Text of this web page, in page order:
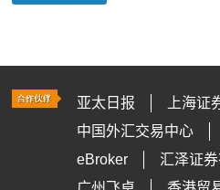
亚太日报
上海证
中国外汇交易中心
eBroker
汇泽证